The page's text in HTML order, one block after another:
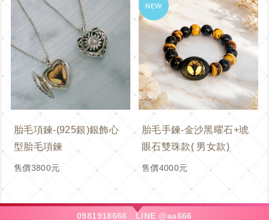
胎毛項鍊-(925銀)銀飾心
型胎毛項鍊
售價3800元
胎毛手鍊-金沙黑曜石+琥
眼石雙珠款( 男女款)
售價4000元
0981918666 LINE @aa666